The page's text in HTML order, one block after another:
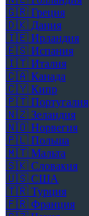
🇬🇷 Греция
🇩🇰 Дания
🇮🇪 Ирландия
🇪🇸 Испания
🇮🇹 Италия
🇨🇦 Канада
🇨🇾 Кипр
🇵🇹 Португалия
🇳🇿 Зеландия
🇳🇴 Норвегия
🇵🇱 Польша
🇲🇹 Мальта
🇸🇰 Словакия
🇺🇸 США
🇹🇷 Турция
🇫🇷 Франция